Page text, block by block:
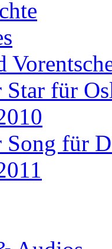
Star für
Song für